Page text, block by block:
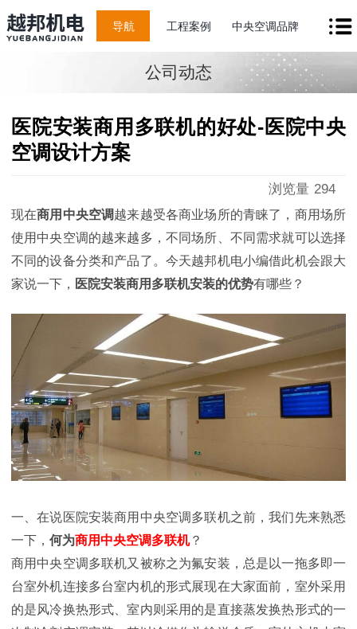
导航 工程案例 中央空调品牌
公司动态
医院安装商用多联机的好处-医院中央
空调设计方案
浏览量 294
现在商用中央空调越来越受各商业场所的青睐了，商用场所
使用中央空调的越来越多，不同场所、不同需求就可以选择
不同的设备分类和产品了。今天越邦机电小编借此机会跟大
家说一下， 医院安装商用多联机安装的优势有哪些？
一、在说医院安装商用中央空调多联机之前，我们先来熟悉
一下， 何为商用中央空调多联机？
商用中央空调多联机又被称之为氟安装，总是以一拖多即一
台室外机连接多台室内机的形式展现在大家面前，室外采用
的是风冷换热形式、室内则采用的是直接蒸发换热形式的一